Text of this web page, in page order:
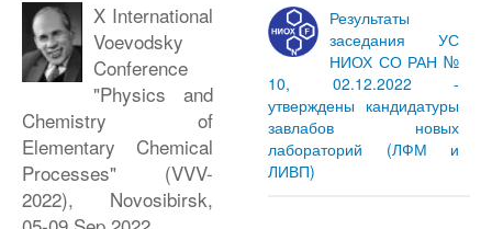
X International
Voevodsky
Conference
"Physics and
Chemistry of
Elementary Chemical
Processes" (VVV-
2022), Novosibirsk,
Результаты
заседания УС
НИОХ СО РАН №
10, 02.12.2022 -
утверждены кандидатуры
завлабов новых
лабораторий (ЛФМ и
ЛИВП)